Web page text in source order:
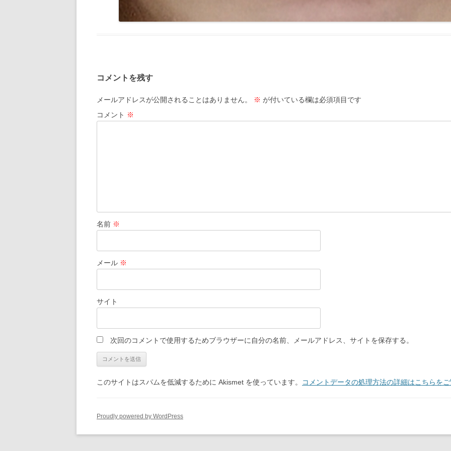
コメントを残す
メールアドレスが公開されることはありません。 ※ が付いている欄は必須項目です
コメント ※
名前 ※
メール ※
サイト
次回のコメントで使用するためブラウザーに自分の名前、メールアドレス、サイトを保存する。
このサイトはスパムを低減するために Akismet を使っています。 コメントデータの処理方法の詳細はこちらを
Proudly powered by WordPress